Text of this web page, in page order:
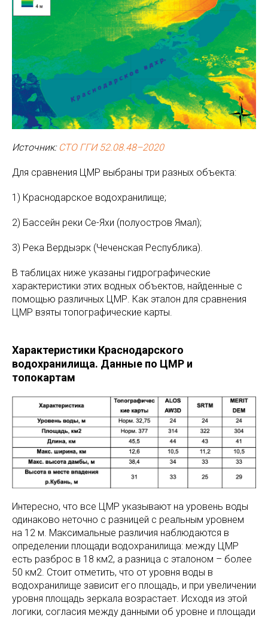
Источник: СТО ГГИ 52.08.48–2020
Для сравнения ЦМР выбраны три разных объекта:
1) Краснодарское водохранилище;
2) Бассейн реки Се-Яхи (полуостров Ямал);
3) Река Вердыэрк (Чеченская Республика).
В таблицах ниже указаны гидрографические
характеристики этих водных объектов, найденные с
помощью различных ЦМР. Как эталон для сравнения
ЦМР взяты топографические карты.
Характеристики Краснодарского
водохранилища. Данные по ЦМР и
топокартам
Интересно, что все ЦМР указывают на уровень воды
одинаково неточно с разницей с реальным уровнем
на 12 м. Максимальные различия наблюдаются в
определении площади водохранилища: между ЦМР
есть разброс в 18 км2, а разница с эталоном – более
50 км2. Стоит отметить, что от уровня воды в
водохранилище зависит его площадь, и при увеличении
уровня площадь зеркала возрастает. Исходя из этой
логики, согласия между данными об уровне и площади